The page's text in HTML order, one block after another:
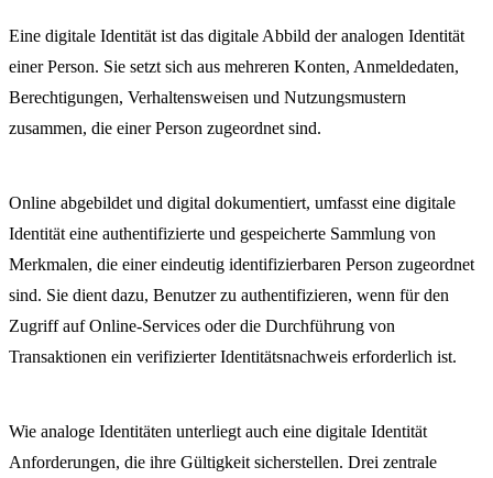
Eine digitale Identität ist das digitale Abbild der analogen Identität
einer Person. Sie setzt sich aus mehreren Konten, Anmeldedaten,
Berechtigungen, Verhaltensweisen und Nutzungsmustern
zusammen, die einer Person zugeordnet sind.
Online abgebildet und digital dokumentiert, umfasst eine digitale
Identität eine authentifizierte und gespeicherte Sammlung von
Merkmalen, die einer eindeutig identifizierbaren Person zugeordnet
sind. Sie dient dazu, Benutzer zu authentifizieren, wenn für den
Zugriff auf Online-Services oder die Durchführung von
Transaktionen ein verifizierter Identitätsnachweis erforderlich ist.
Wie analoge Identitäten unterliegt auch eine digitale Identität
Anforderungen, die ihre Gültigkeit sicherstellen. Drei zentrale